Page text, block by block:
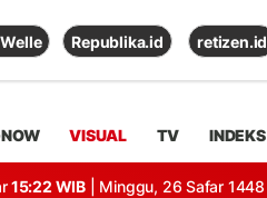
Republika.id retizen.id
VISUAL TV INDEKS
15:22 WIB | Minggu, 26 Safar 1448